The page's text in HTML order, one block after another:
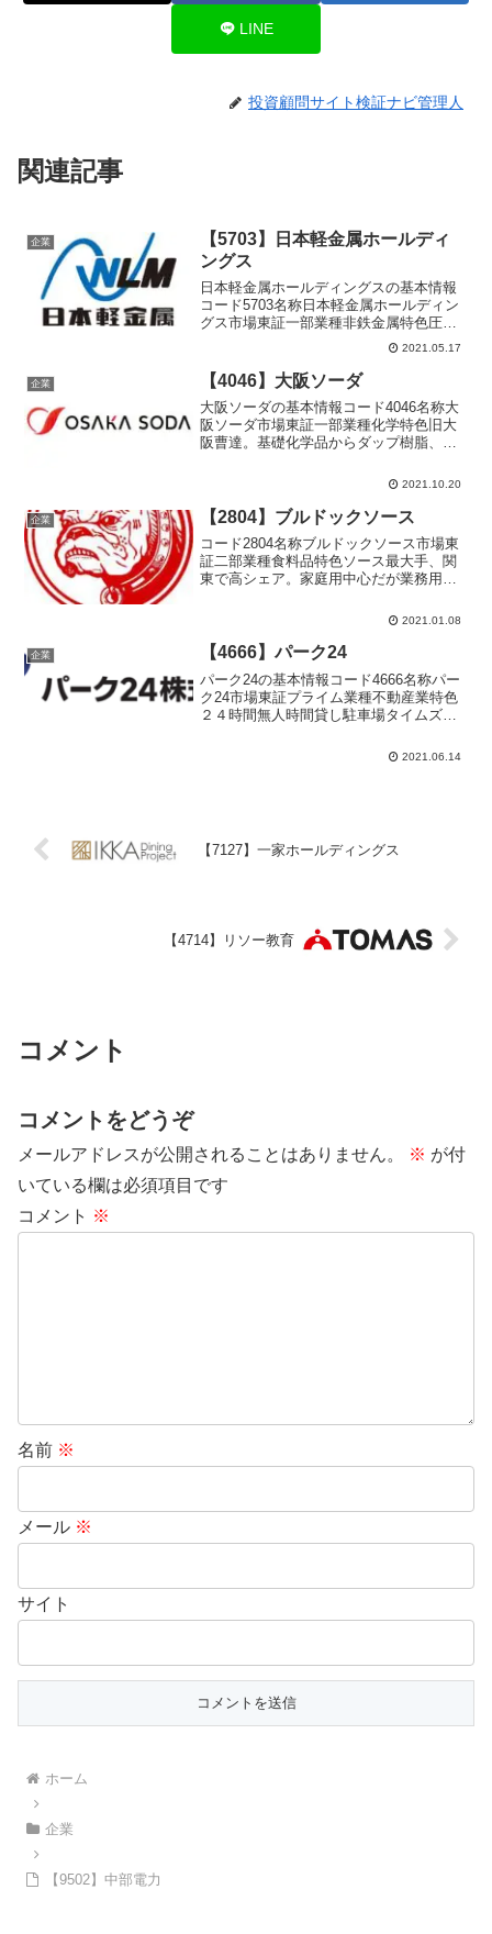
LINE
投資顧問サイト検証ナビ管理人
関連記事
企業
【5703】日本軽金属ホールディ
ングス
日本軽金属ホールディングスの基本情報
コード5703名称日本軽金属ホールディン
グス市場東証一部業種非鉄金属特色圧
延、加工、化成品までのアルミ総合メー
カー。アジア展開急ぐ。１４年国内最後
の製錬工場閉鎖代表者岡本 一郎設立
2012年10月1日上場...
2021.05.17
企業 【4046】大阪ソーダ
大阪ソーダの基本情報コード4046名称大
阪ソーダ市場東証一部業種化学特色旧大
阪曹達。基礎化学品からダップ樹脂、医
品群有する代表者寺田 健志設立1915年
株数10...
2021.10.20
企業 【2804】ブルドックソース
コード2804名称ブルドックソース市場東
証二部業種食料品特色ソース最大手、関
東で高シェア。家庭用中心だが業務用も
表者石垣 幸俊設立1926年9月21日上場
UR...
2021.01.08
企業 【4666】パーク24
パーク24の基本情報コード4666名称パー
ク24市場東証プライム業種不動産業特色
２４時間無人時間貸し駐車場タイムズを
ェアが第２の柱に代表者西川 光一設立
1973年2月3日上場1997年3月24日決算10
2021.06.14
【7127】一家ホールディングス
【4714】リソー教育
コメント
コメントをどうぞ
メールアドレスが公開されることはありません。 ※ が付
いている欄は必須項目です
コメント ※
名前 ※
メール ※
サイト
ホーム
企業
【9502】中部電力